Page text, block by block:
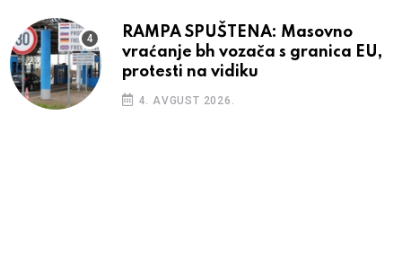
RAMPA SPUŠTENA: Masovno
vraćanje bh vozača s granica EU,
protesti na vidiku
4. AVGUST 2026.